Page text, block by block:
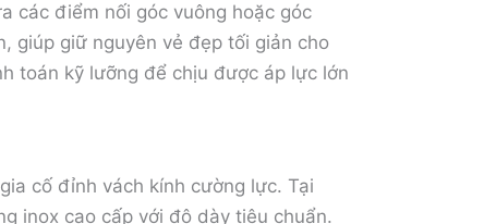
các điểm nối góc vuông hoặc góc
giúp giữ nguyên vẻ đẹp tối giản cho
toán kỹ lưỡng để chịu được áp lực lớn
cố đỉnh vách kính cường lực. Tại
inox cao cấp với độ dày tiêu chuẩn.